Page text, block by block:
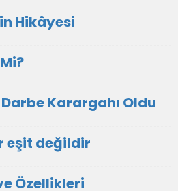
Hikâyesi
Karargahı Oldu
eşit değildir
Özellikleri